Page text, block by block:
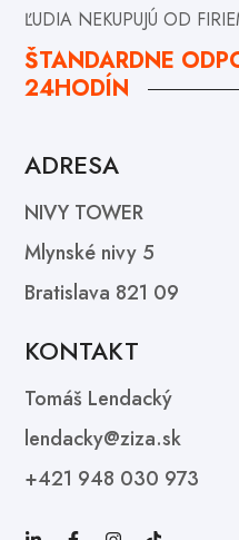
ŠTANDARDNE
24HODÍN
ĽUDIA NEKUPUJÚ OD
ADRESA
NIVY TOWER
Mlynské nivy 5
Bratislava 821 09
KONTAKT
Tomáš Lendacký
lendacky@ziza.sk
+421 948 030 973